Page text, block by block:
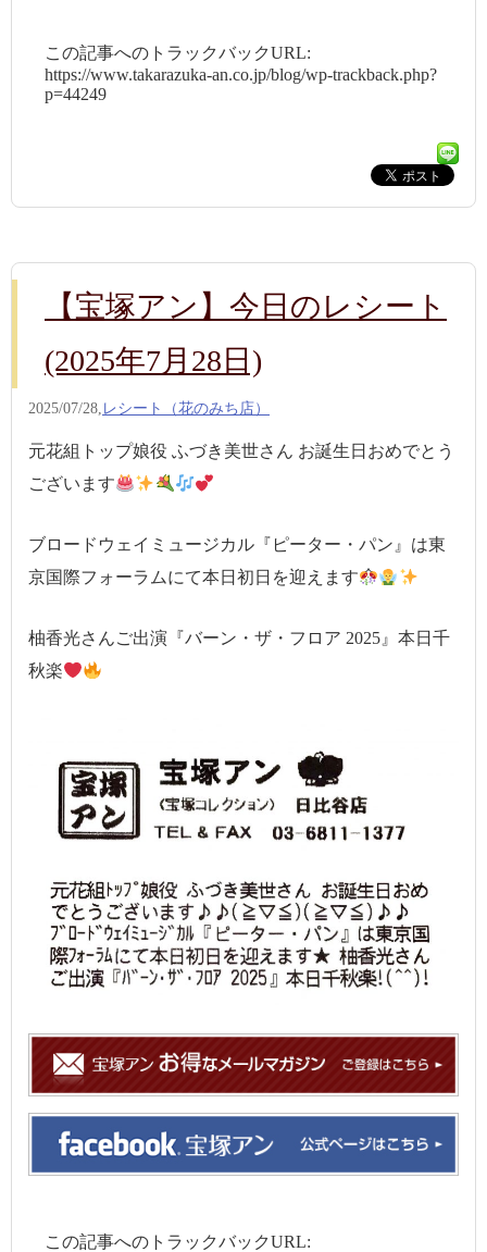
この記事へのトラックバックURL:
https://www.takarazuka-an.co.jp/blog/wp-trackback.php?
p=44249
【宝塚アン】今日のレシート
(2025年7月28日)
2025/07/28, レシート（花のみち店）
元花組トップ娘役 ふづき美世さん お誕生日おめでとう
ございます
ブロードウェイミュージカル『ピーター・パン』は東
京国際フォーラムにて本日初日を迎えます
柚香光さんご出演『バーン・ザ・フロア 2025』本日千
秋楽
この記事へのトラックバックURL: